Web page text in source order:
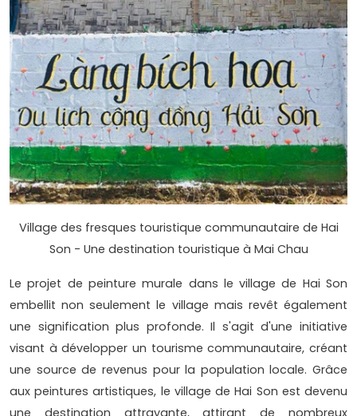
Village des fresques touristique communautaire de Hai
Son - Une destination touristique à Mai Chau
Le projet de peinture murale dans le village de Hai Son
embellit non seulement le village mais revêt également
une signification plus profonde. Il s'agit d'une initiative
visant à développer un tourisme communautaire, créant
une source de revenus pour la population locale. Grâce
aux peintures artistiques, le village de Hai Son est devenu
une destination attrayante, attirant de nombreux